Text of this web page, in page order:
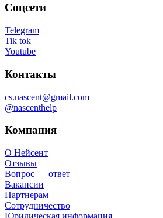
Соцсети
Telegram
Tik tok
Youtube
Контакты
cs.nascent@gmail.com
@nascenthelp
Компания
О Нейсент
Отзывы
Вопрос — ответ
Вакансии
Партнерам
Сотрудничество
Юридическая информация